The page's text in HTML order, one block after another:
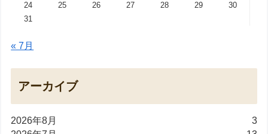
24
25 26 27 28 29
30
31
« 7月
アーカイブ
2026年8月
3